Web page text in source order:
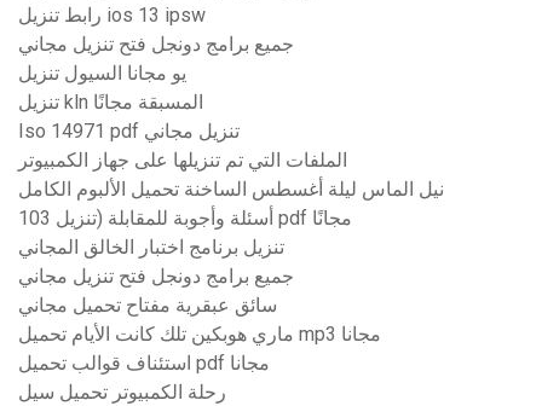
رابط تنزيل ios 13 ipsw
جميع برامج دونجل فتح تنزيل مجاني
يو مجانا السيول تنزيل
تنزيل kln المسبقة مجانًا
Iso 14971 pdf تنزيل مجاني
الملفات التي تم تنزيلها على جهاز الكمبيوتر
نيل الماس ليلة أغسطس الساخنة تحميل الألبوم الكامل
103 أسئلة وأجوبة للمقابلة (تنزيل pdf مجانًا
تنزيل برنامج اختبار الخالق المجاني
جميع برامج دونجل فتح تنزيل مجاني
سائق عبقرية مفتاح تحميل مجاني
ماري هوبكين تلك كانت الأيام تحميل mp3 مجانا
استئناف قوالب تحميل pdf مجانا
رحلة الكمبيوتر تحميل سيل